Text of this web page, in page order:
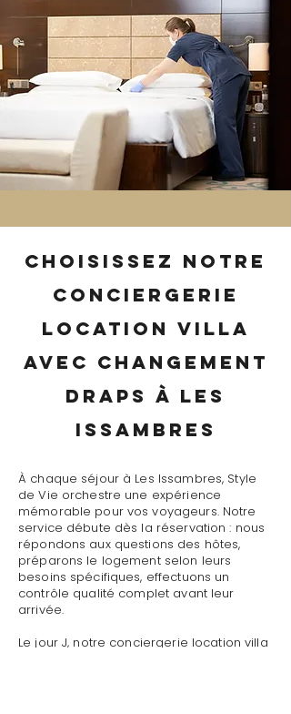
Choisissez notre
conciergerie
location villa
avec changement
draps à Les
Issambres
À chaque séjour à Les Issambres, Style
de Vie orchestre une expérience
mémorable pour vos voyageurs. Notre
service débute dès la réservation : nous
répondons aux questions des hôtes,
préparons le logement selon leurs
besoins spécifiques, effectuons un
contrôle qualité complet avant leur
arrivée.
Le jour J, notre conciergerie location villa